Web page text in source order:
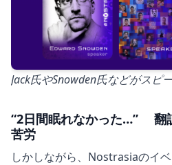
Jack氏やSnowden氏などがスピ
“2日間眠れなかった…” 翻
苦労
しかしながら、Nostrasiaのイ